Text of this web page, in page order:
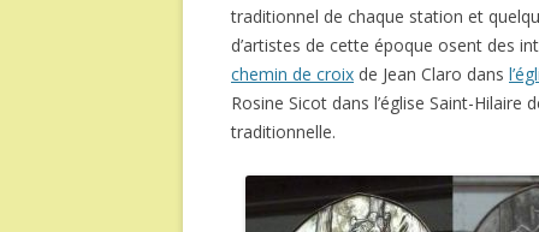
traditionnel de chaque station et
d’artistes de cette époque osent des
chemin de croix de Jean Claro dans
Rosine Sicot dans l’église Saint-
traditionnelle.